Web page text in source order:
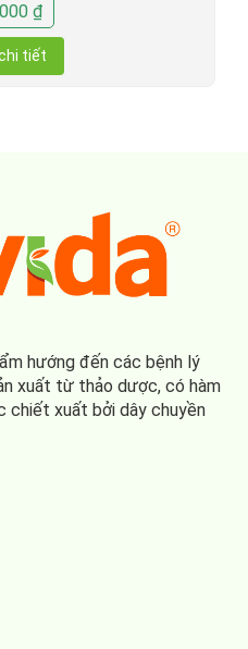
₫
tiết
hướng đến các bệnh lý
xuất từ thảo dược, có hàm
chiết xuất bởi dây chuyền